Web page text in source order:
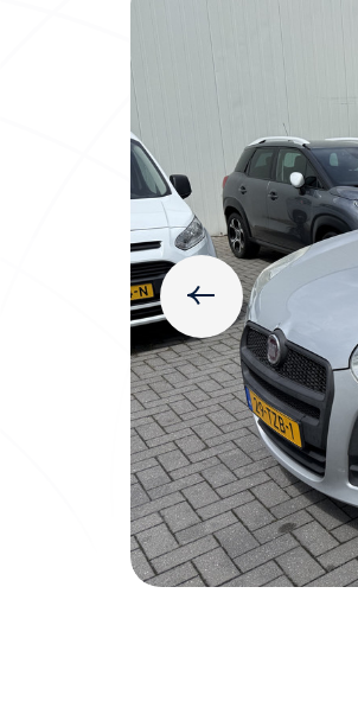
Over ons
Verkocht
Contact